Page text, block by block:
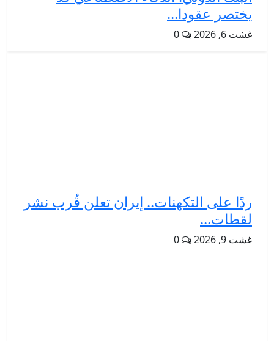
يختصر عقودا...
غشت 6, 2026 0
ردًا على التكهنات.. إيران تعلن قُرب نشر
لقطات...
غشت 9, 2026 0